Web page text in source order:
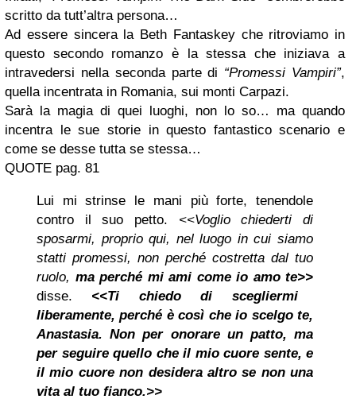
scritto da tutt’altra persona…
Ad essere sincera la Beth Fantaskey che ritroviamo in
questo secondo romanzo è la stessa che iniziava a
intravedersi nella seconda parte di “Promessi Vampiri”,
quella incentrata in Romania, sui monti Carpazi.
Sarà la magia di quei luoghi, non lo so… ma quando
incentra le sue storie in questo fantastico scenario e
come se desse tutta se stessa…
QUOTE pag. 81
Lui mi strinse le mani più forte, tenendole
contro il suo petto. <<Voglio chiederti di
sposarmi, proprio qui, nel luogo in cui siamo
statti promessi, non perché costretta dal tuo
ruolo, ma perché mi ami come io amo te>>
disse. <<Ti chiedo di scegliermi
liberamente, perché è così che io scelgo te,
Anastasia. Non per onorare un patto, ma
per seguire quello che il mio cuore sente, e
il mio cuore non desidera altro se non una
vita al tuo fianco.>>